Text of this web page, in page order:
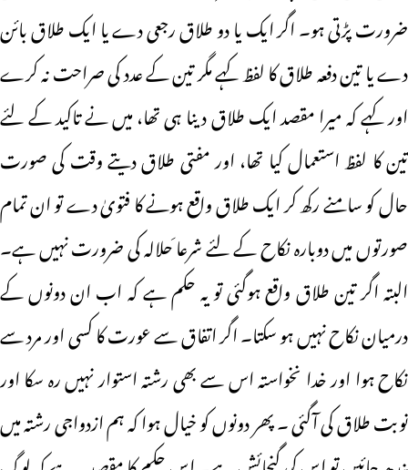
ضرورت پڑتی ہو۔ اگر ایک یا دو طلاق رجعی دے یا ایک طلاق بائن
دے یا تین دفعہ طلاق کا لفظ کہے مگر تین کے عدد کی صراحت نہ کرے
اور کہے کہ میرا مقصد ایک طلاق دینا ہی تھا، میں نے تاکید کے لئے
تین کا لفظ استعمال کیا تھا، اور مفتی طلاق دیتے وقت کی صورت
حال کو سامنے رکھ کر ایک طلاق واقع ہونے کا فتویٰ دے تو ان تمام
صورتوں میں دوبارہ نکاح کے لئے شرعا َحلالہ کی ضرورت نہیں ہے۔
البتہ اگر تین طلاق واقع ہوگئی تو یہ حکم ہے کہ اب ان دونوں کے
درمیان نکاح نہیں ہو سکتا۔ اگر اتفاق سے عورت کا کسی اور مرد سے
نکاح ہوا اور خدا نخواستہ اس سے بھی رشتہ استوار نہیں رہ سکا اور
نوبت طلاق کی آگئی ۔ پھر دونوں کو خیال ہوا کہ ہم ازدواجی رشتہ میں